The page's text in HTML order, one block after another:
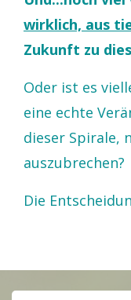
wirklich, aus
Zukunft zu
Oder ist es
eine echte
dieser Spirale,
auszubrechen?
Die